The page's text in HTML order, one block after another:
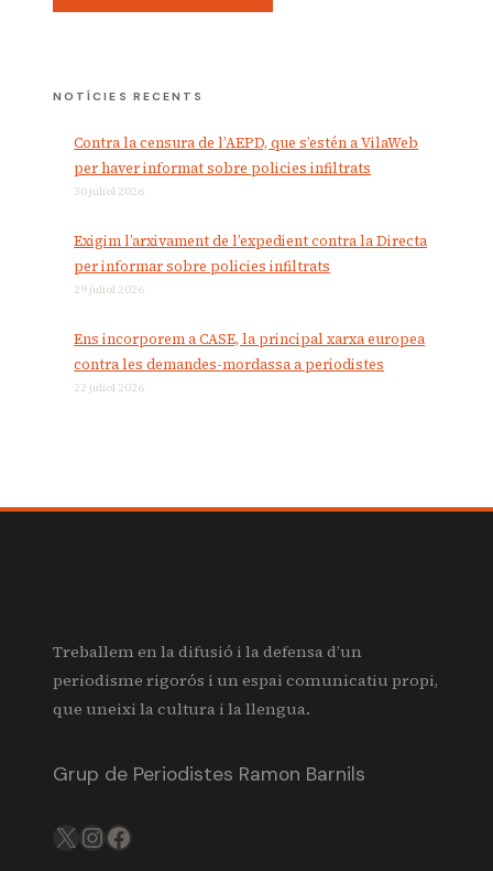
NOTÍCIES RECENTS
Contra la censura de l’AEPD, que s’estén a VilaWeb
per haver informat sobre policies infiltrats
30 juliol 2026
Exigim l’arxivament de l’expedient contra la Directa
per informar sobre policies infiltrats
29 juliol 2026
Ens incorporem a CASE, la principal xarxa europea
contra les demandes-mordassa a periodistes
22 juliol 2026
Treballem en la difusió i la defensa d’un
periodisme rigorós i un espai comunicatiu propi,
que uneixi la cultura i la llengua.
Grup de Periodistes Ramon Barnils
X IGFB